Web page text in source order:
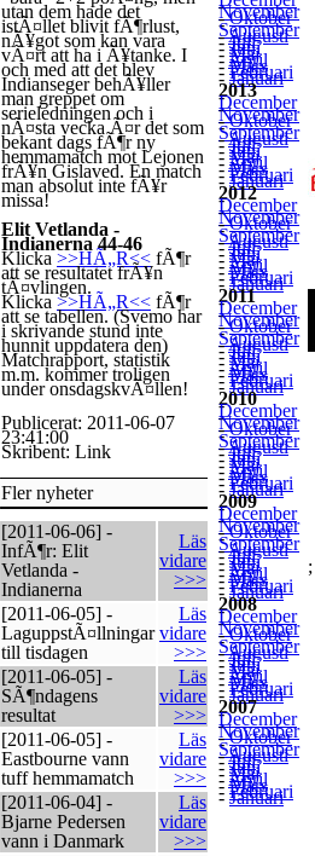
;
utan dem hade det
istÃ¤llet blivit fÃ¶rlust,
nÃ¥got som kan vara
vÃ¤rt att ha i Ã¥tanke. I
och med att det blev
Indianseger behÃ¥ller
man greppet om
serieledningen och i
nÃ¤sta vecka Ã¤r det som
bekant dags fÃ¶r ny
hemmamatch mot Lejonen
frÃ¥n Gislaved. En match
man absolut inte fÃ¥r
missa!
Elit Vetlanda -
Indianerna 44-46
Klicka >>HÃ„R<< fÃ¶r
att se resultatet frÃ¥n
tÃ¤vlingen.
Klicka >>HÃ„R<< fÃ¶r
att se tabellen. (Svemo har
i skrivande stund inte
hunnit uppdatera den)
Matchrapport, statistik
m.m. kommer troligen
under onsdagskvÃ¤llen!
Publicerat: 2011-06-07
23:41:00
Skribent: Link
Fler nyheter
[2011-06-06] -
InfÃ¶r: Elit
Vetlanda -
Indianerna
Läs
vidare
>>>
[2011-06-05] -
LaguppstÃ¤llningar
till tisdagen
Läs
vidare
>>>
[2011-06-05] -
SÃ¶ndagens
resultat
Läs
vidare
>>>
[2011-06-05] -
Eastbourne vann
tuff hemmamatch
Läs
vidare
>>>
[2011-06-04] -
Bjarne Pedersen
vann i Danmark
Läs
vidare
>>>
-
November
-Oktober
-
September
-Augusti
-Juli
-Juni
- Maj
- April
-Mars
-Februari
- Januari
2013
-
December
-
November
-Oktober
-
September
-Augusti
-Juli
-Juni
- Maj
- April
-Mars
-Februari
- Januari
2012
-
December
-
November
-Oktober
-
September
-Augusti
-Juli
-Juni
- Maj
- April
-Mars
-Februari
- Januari
2011
-
December
-
November
-Oktober
-
September
-Augusti
-Juli
-Juni
- Maj
- April
-Mars
-Februari
- Januari
2010
-
December
-
November
-Oktober
-
September
-Augusti
-Juli
-Juni
- Maj
- April
-Mars
-Februari
- Januari
2009
-
December
-
November
-Oktober
-
September
-Augusti
-Juli
-Juni
- Maj
- April
-Mars
-Februari
- Januari
2008
-
December
-
November
-Oktober
-
September
-Augusti
-Juli
-Juni
- Maj
- April
-Mars
-Februari
- Januari
2007
-
December
-
November
-Oktober
-
September
-Augusti
-Juli
-Juni
- Maj
- April
-Mars
-Februari
- Januari